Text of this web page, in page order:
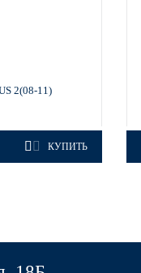
2(08-11)
КУПИТЬ